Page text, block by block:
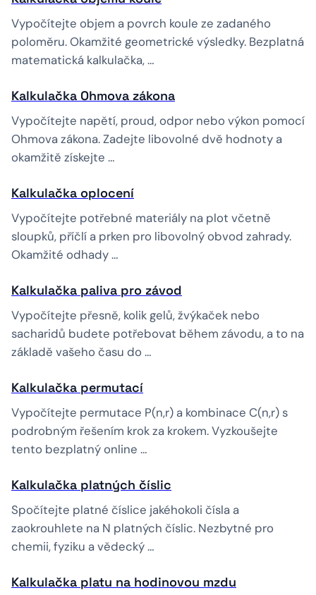
Vypočítejte objem a povrch koule ze zadaného
poloměru. Okamžité geometrické výsledky. Bezplatná
matematická kalkulačka, …
Kalkulačka Ohmova zákona
Vypočítejte napětí, proud, odpor nebo výkon pomocí
Ohmova zákona. Zadejte libovolné dvě hodnoty a
okamžitě získejte …
Kalkulačka oplocení
Vypočítejte potřebné materiály na plot včetně
sloupků, příčlí a prken pro libovolný obvod zahrady.
Okamžité odhady …
Kalkulačka paliva pro závod
Vypočítejte přesně, kolik gelů, žvýkaček nebo
sacharidů budete potřebovat během závodu, a to na
základě vašeho času do …
Kalkulačka permutací
Vypočítejte permutace P(n,r) a kombinace C(n,r) s
podrobným řešením krok za krokem. Vyzkoušejte
tento bezplatný online …
Kalkulačka platných číslic
Spočítejte platné číslice jakéhokoli čísla a
zaokrouhlete na N platných číslic. Nezbytné pro
chemii, fyziku a vědecký …
Kalkulačka platu na hodinovou mzdu